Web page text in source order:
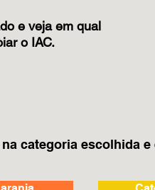
e veja em qual
o IAC.
categoria escolhida